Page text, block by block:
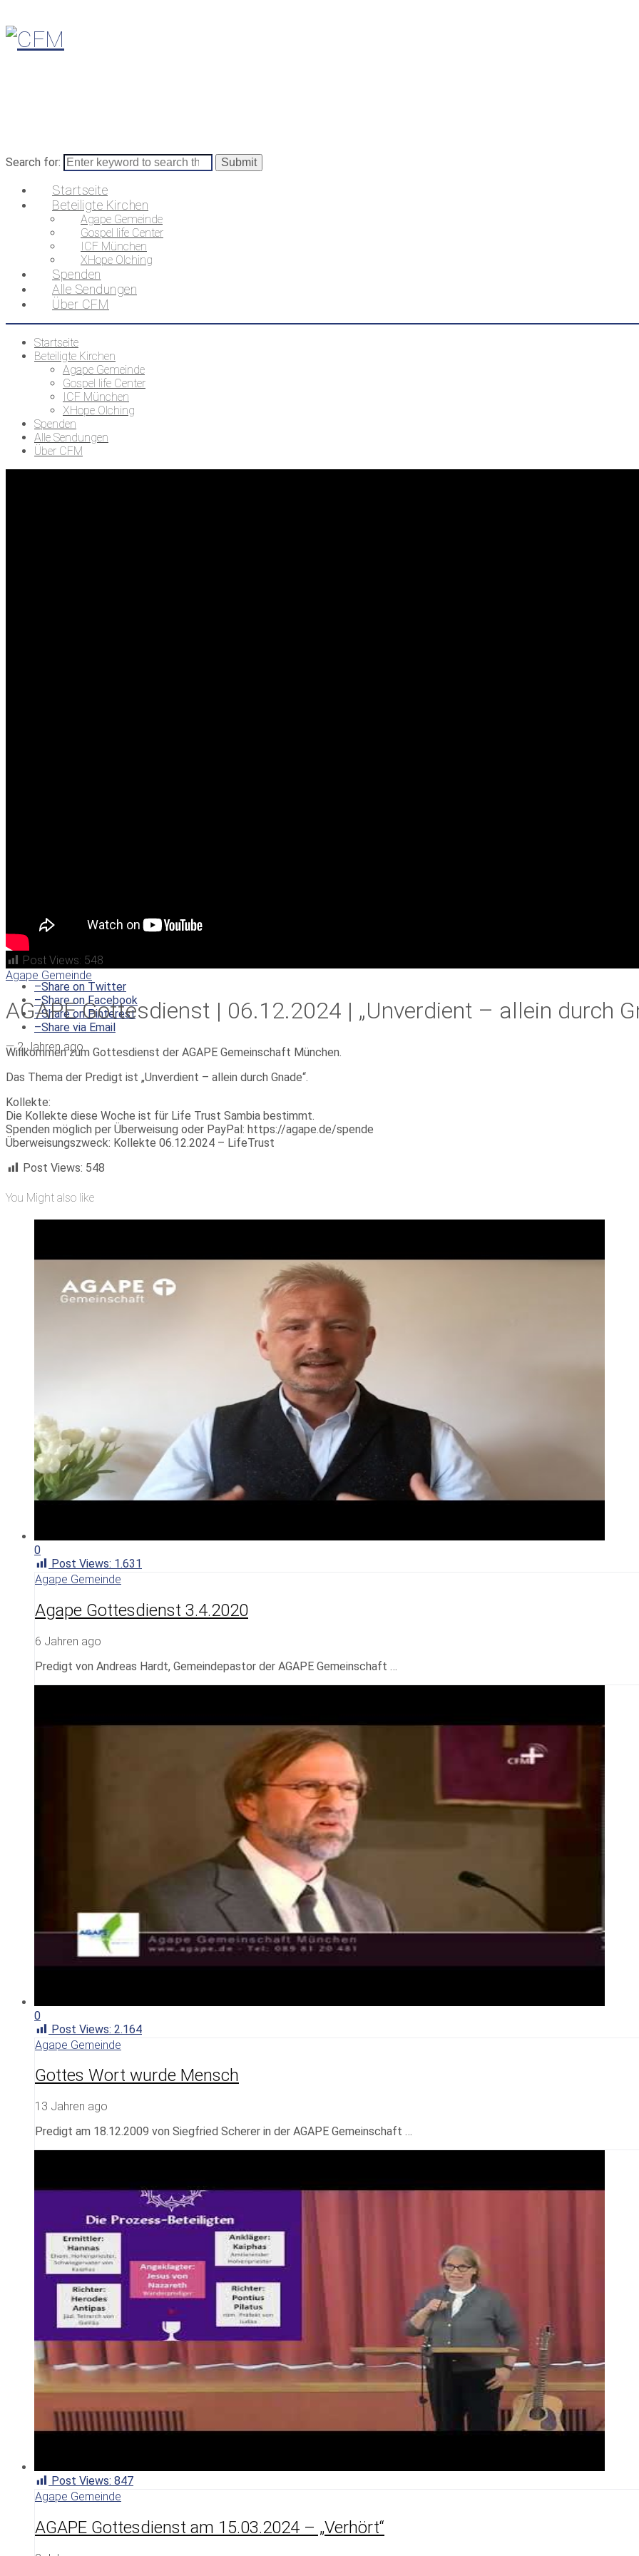
Search for:
Startseite
Beteiligte Kirchen
Agape Gemeinde
Gospel life Center
ICF München
XHope Olching
Spenden
Alle Sendungen
Über CFM
Startseite
Beteiligte Kirchen
Agape Gemeinde
Gospel life Center
ICF München
XHope Olching
Spenden
Alle Sendungen
Über CFM
Post Views: 548
Agape Gemeinde
AGAPE Gottesdienst | 06.12.2024 | „Unverdient – allein durch
— 2 Jahren ago
–Share on Twitter
–Share on Facebook
–Share on Pinterest
–Share via Email
Willkommen zum Gottesdienst der AGAPE Gemeinschaft München.
Das Thema der Predigt ist „Unverdient – allein durch Gnade“.
Kollekte:
Die Kollekte diese Woche ist für Life Trust Sambia bestimmt.
Spenden möglich per Überweisung oder PayPal: https://agape.de/spende
Überweisungszweck: Kollekte 06.12.2024 – LifeTrust
Post Views: 548
You Might also like
0
Post Views: 1.631
Agape Gemeinde
Agape Gottesdienst 3.4.2020
6 Jahren ago
Predigt von Andreas Hardt, Gemeindepastor der AGAPE Gemeinschaft …
0
Post Views: 2.164
Agape Gemeinde
Gottes Wort wurde Mensch
13 Jahren ago
Predigt am 18.12.2009 von Siegfried Scherer in der AGAPE Gemeinschaft …
Post Views: 847
Agape Gemeinde
AGAPE Gottesdienst am 15.03.2024 – „Verhört“